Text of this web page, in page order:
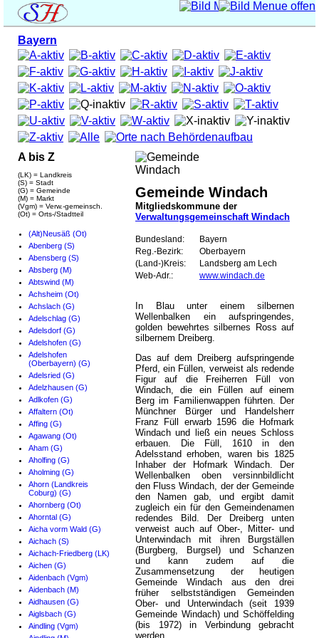
Bayern
A bis Z
(LK) = Landkreis
(S) = Stadt
(G) = Gemeinde
(M) = Markt
(Vgm) = Verw.-gemeinsch.
(Ot) = Orts-/Stadtteil
(Alt)Neusäß (Ot)
Abenberg (S)
Abensberg (S)
Absberg (M)
Abtswind (M)
Achsheim (Ot)
Achslach (G)
Adelschlag (G)
Adelsdorf (G)
Adelshofen (G)
Adelshofen
(Oberbayern) (G)
Adelsried (G)
Adelzhausen (G)
Adlkofen (G)
Affaltern (Ot)
Affing (G)
Agawang (Ot)
Aham (G)
Aholfing (G)
Aholming (G)
Ahorn (Landkreis
Coburg) (G)
Ahornberg (Ot)
Ahorntal (G)
Aicha vorm Wald (G)
Aichach (S)
Aichach-Friedberg (LK)
Aichen (G)
Aidenbach (Vgm)
Aidenbach (M)
Aidhausen (G)
Aiglsbach (G)
Aindling (Vgm)
Gemeinde Windach
Mitgliedskommune der
Verwaltungsgemeinschaft Windach
Bundesland:
Bayern
Reg.-Bezirk:
Oberbayern
(Land-)Kreis:
Landsberg am Lech
Web-Adr.:
www.windach.de
In Blau unter einem silbernen
Wellenbalken ein aufspringendes,
golden bewehrtes silbernes Ross auf
silbernem Dreiberg.
Das auf dem Dreiberg aufspringende
Pferd, ein Füllen, verweist als redende
Figur auf die Freiherren Füll von
Windach, die ein Füllen auf einem
Berg im Familienwappen führten. Der
Münchner Bürger und Handelsherr
Franz Füll erwarb 1596 die Hofmark
Windach und ließ ein neues Schloss
erbauen. Die Füll, 1610 in den
Adelsstand erhoben, waren bis 1825
Inhaber der Hofmark Windach. Der
Wellenbalken oben versinnbildlicht
den Fluss Windach, der der Gemeinde
den Namen gab, und ergibt damit
zugleich ein für den Gemeindenamen
redendes Bild. Der Dreiberg unten
verweist auch auf Ober-, Mitter- und
Unterwindach mit ihren Burgställen
(Burgberg, Burgsel) und Schanzen
und kann zudem auf die
Zusammensetzung der heutigen
Gemeinde Windach aus den drei
früher selbstständigen Gemeinden
Ober- und Unterwindach (seit 1939
Gemeinde Windach) und Schöffelding
(bis 1972) in Verbindung gebracht
werden.